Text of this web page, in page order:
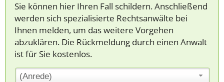
Sie können hier Ihren Fall schildern. Anschließend
werden sich spezialisierte Rechtsanwälte bei
Ihnen melden, um das weitere Vorgehen
abzuklären. Die Rückmeldung durch einen Anwalt
ist für Sie kostenlos.
(Anrede)